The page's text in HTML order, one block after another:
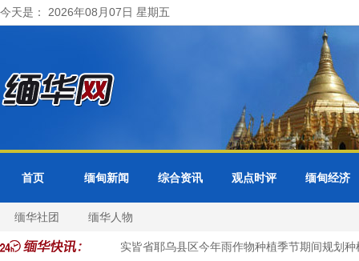
今天是： 2026年08月07日 星期五
首页 缅甸新闻 综合资讯 观点时评 缅甸经济
缅华社团 缅华人物
玉蜀黍作物 实皆省耶乌县区今年雨作物种植季节期间规划种植1